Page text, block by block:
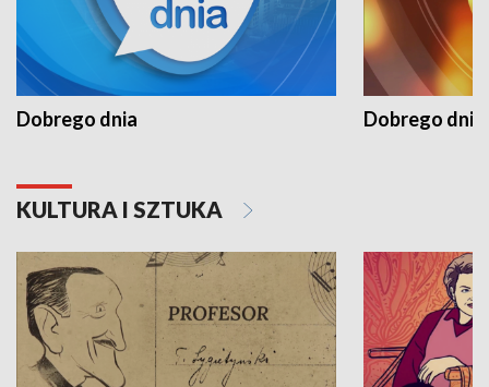
Dobrego dnia Dobrego dnia
KULTURA I SZTUKA